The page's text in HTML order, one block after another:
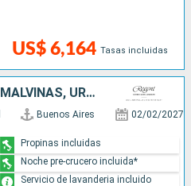
US$ 6,164 Tasas incluidas
CHILE, ARGENTINA, ISLAS MALVINAS, URUGUAY
Buenos Aires 02/02/2027
Propinas incluidas
Noche pre-crucero incluida*
Servicio de lavanderia incluido